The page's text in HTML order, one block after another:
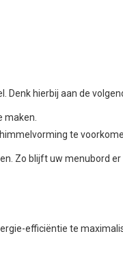
Denk hierbij aan de
maken.
te
Zo blijft uw menubord er
efficiëntie te